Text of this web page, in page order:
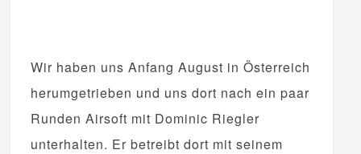
Wir haben uns Anfang August in Österreich
herumgetrieben und uns dort nach ein paar
Runden Airsoft mit Dominic Riegler
unterhalten. Er betreibt dort mit seinem